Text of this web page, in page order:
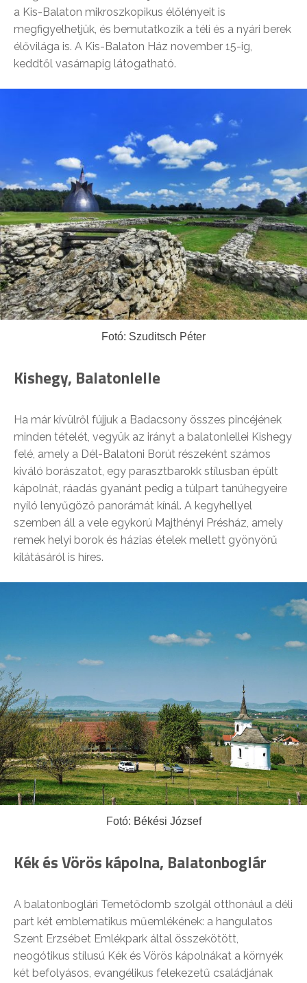
a Kis-Balaton mikroszkopikus élőlényeit is
megfigyelhetjük, és bemutatkozik a téli és a nyári berek
élővilága is. A Kis-Balaton Ház november 15-ig,
keddtől vasárnapig látogatható.
Fotó: Szuditsch Péter
Kishegy, Balatonlelle
Ha már kívülről fújjuk a Badacsony összes pincéjének
minden tételét, vegyük az irányt a balatonlellei Kishegy
felé, amely a Dél-Balatoni Borút részeként számos
kiváló borászatot, egy parasztbarokk stílusban épült
kápolnát, ráadás gyanánt pedig a túlpart tanúhegyeire
nyíló lenyűgöző panorámát kínál. A kegyhellyel
szemben áll a vele egykorú Majthényi Présház, amely
remek helyi borok és házias ételek mellett gyönyörű
kilátásáról is híres.
Fotó: Békési József
Kék és Vörös kápolna, Balatonboglár
A balatonboglári Temetődomb szolgál otthonául a déli
part két emblematikus műemlékének: a hangulatos
Szent Erzsébet Emlékpark által összekötött,
neogótikus stílusú Kék és Vörös kápolnákat a környék
két befolyásos, evangélikus felekezetű családjának